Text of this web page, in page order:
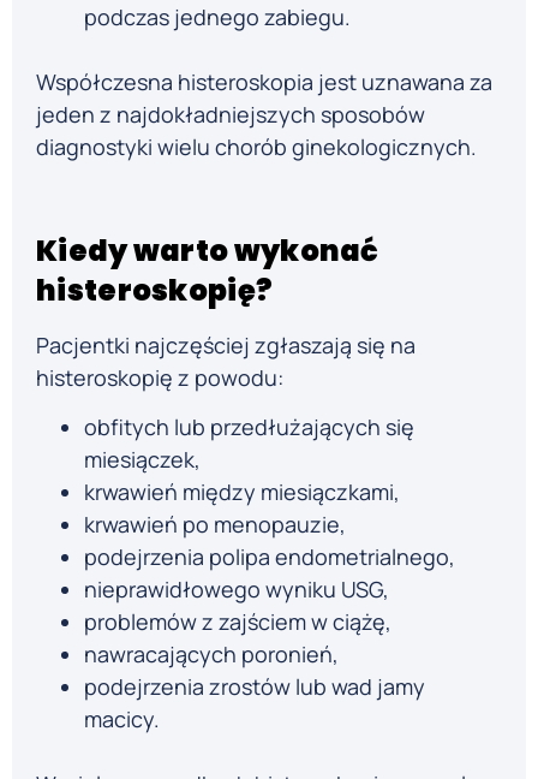
podczas jednego zabiegu.
Współczesna histeroskopia jest uznawana za
jeden z najdokładniejszych sposobów
diagnostyki wielu chorób ginekologicznych.
Kiedy warto wykonać
histeroskopię?
Pacjentki najczęściej zgłaszają się na
histeroskopię z powodu:
obfitych lub przedłużających się
miesiączek,
krwawień między miesiączkami,
krwawień po menopauzie,
podejrzenia polipa endometrialnego,
nieprawidłowego wyniku USG,
problemów z zajściem w ciążę,
nawracających poronień,
podejrzenia zrostów lub wad jamy
macicy.